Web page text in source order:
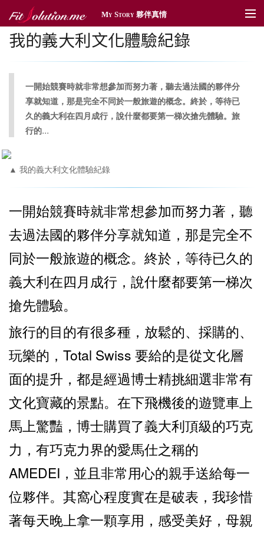
My Story 夥伴真情
夥伴真情
傳情遞愛
體育贊助
社區深耕
新聞管理
我的義大利文化體驗紀錄
一開始競賽時就非常想參加而努力著，聽去過法國的夥伴分
享就知道，那是完全不同於一般旅遊的概念。終於，等待已
久的義大利在四月成行，說什麼都要第一梯次搶先體驗。旅
行的...
▲ 我的義大利文化體驗紀錄
一開始競賽時就非常想參加而努力著，聽
去過法國的夥伴分享就知道，那是完全不
同於一般旅遊的概念。終於，等待已久的
義大利在四月成行，說什麼都要第一梯次
搶先體驗。
旅行的目的有很多種，放鬆的、採購的、
玩樂的，Total Swiss 要給的是從文化層
面的提升，都是經過博士精挑細選非常有
文化寶藏的景點。在下飛機後的遊覽車上
馬上驚豔，博士購買了義大利頂級的巧克
力，有巧克力界的愛馬仕之稱的
AMEDEI，並且非常用心的親手送給每一
位夥伴。其窩心程度實在是破表，我珍惜
著每天晚上拿一顆享用，感受美好，母親